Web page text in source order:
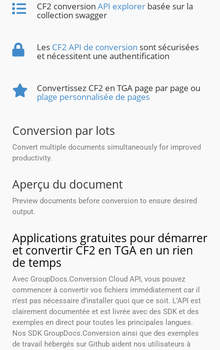
CF2 conversion API explorer basée sur la
collection swagger
Les CF2 API de conversion sont sécurisées
et nécessitent une authentification
Convertissez CF2 en TGA page par page ou
plage personnalisée de pages
Conversion par lots
Convert multiple documents simultaneously for improved
productivity.
Aperçu du document
Preview documents before conversion to ensure desired
output.
Applications gratuites pour démarrer
et convertir CF2 en TGA en un rien
de temps
Avec GroupDocs.Conversion Cloud API, vous pouvez
commencer à convertir vos fichiers immédiatement car il
n’est pas nécessaire d’installer quoi que ce soit. L’API est
clairement documentée et est livrée avec des SDK et des
exemples en direct pour toutes les principales langues.
Nos SDK GroupDocs.Conversion ainsi que des exemples
de travail hébergés sur Github aident nos utilisateurs à